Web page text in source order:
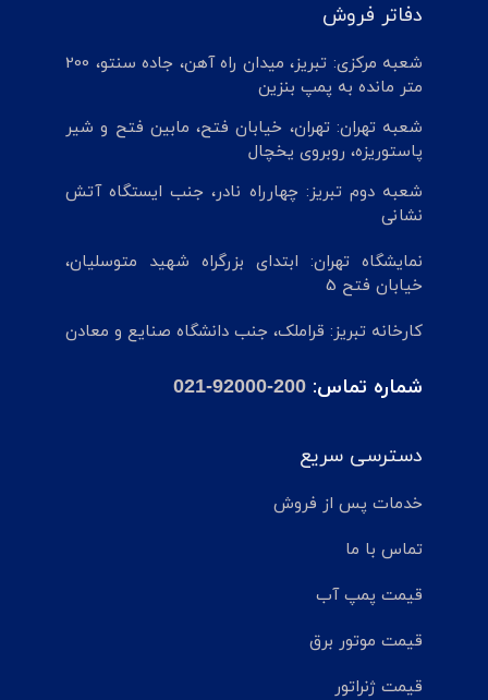
دفاتر فروش
شعبه مرکزی: تبریز، میدان راه آهن، جاده سنتو، 200
متر مانده به پمپ بنزین
شعبه تهران: تهران، خیابان فتح، مابین فتح و شیر
پاستوریزه، روبروی یخچال
شعبه دوم تبریز: چهارراه نادر، جنب ایستگاه آتش
نشانی
نمایشگاه تهران: ابتدای بزرگراه شهید متوسلیان،
خیابان فتح 5
کارخانه تبریز: قراملک، جنب دانشگاه صنایع و معادن
شماره تماس: 021-92000-200
دسترسی سریع
خدمات پس از فروش
تماس با ما
قیمت پمپ آب
قیمت موتور برق
قیمت ژنراتور